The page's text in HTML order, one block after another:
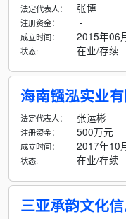
法定代表人： 张博
注册资金： -
成立时间： 2015年06
状态: 在业/存续
海南镪泓实业
法定代表人： 张运彬
注册资金： 500万元
成立时间： 2017年10
状态: 在业/存续
三亚承韵文化